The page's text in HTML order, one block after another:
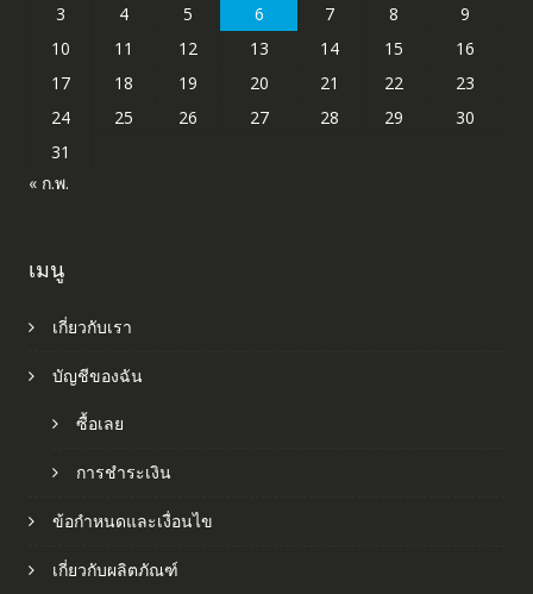
3
4 5 6 7 8
9
10
11 12 13 14 15
16
17
18 19 20 21 22
23
24
25 26 27 28 29
30
31
« ก.พ.
เมนู
เกี่ยวกับเรา
บัญชีของฉัน
ซื้อเลย
การชำระเงิน
ข้อกำหนดและเงื่อนไข
เกี่ยวกับผลิตภัณฑ์